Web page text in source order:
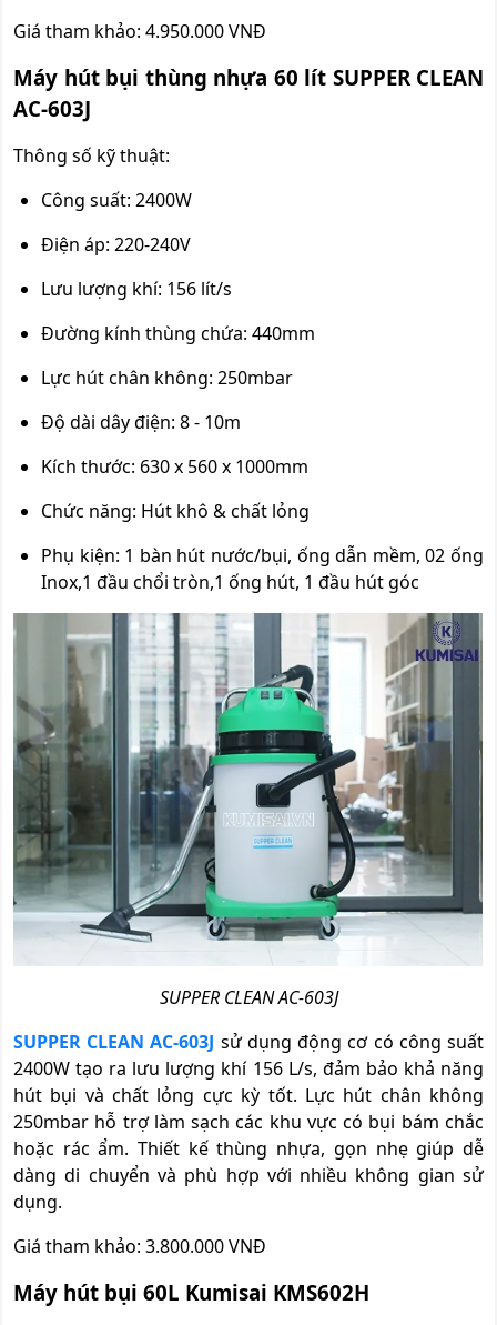
Giá tham khảo: 4.950.000 VNĐ
Máy hút bụi thùng nhựa 60 lít SUPPER CLEAN
AC-603J
Thông số kỹ thuật:
Công suất: 2400W
Điện áp: 220-240V
Lưu lượng khí: 156 lít/s
Đường kính thùng chứa: 440mm
Lực hút chân không: 250mbar
Độ dài dây điện: 8 - 10m
Kích thước: 630 x 560 x 1000mm
Chức năng: Hút khô & chất lỏng
Phụ kiện: 1 bàn hút nước/bụi, ống dẫn mềm, 02 ống
Inox,1 đầu chổi tròn,1 ống hút, 1 đầu hút góc
SUPPER CLEAN AC-603J
SUPPER CLEAN AC-603J sử dụng động cơ có công suất
2400W tạo ra lưu lượng khí 156 L/s, đảm bảo khả năng
hút bụi và chất lỏng cực kỳ tốt. Lực hút chân không
250mbar hỗ trợ làm sạch các khu vực có bụi bám chắc
hoặc rác ẩm. Thiết kế thùng nhựa, gọn nhẹ giúp dễ
dàng di chuyển và phù hợp với nhiều không gian sử
dụng.
Giá tham khảo: 3.800.000 VNĐ
Máy hút bụi 60L Kumisai KMS602H